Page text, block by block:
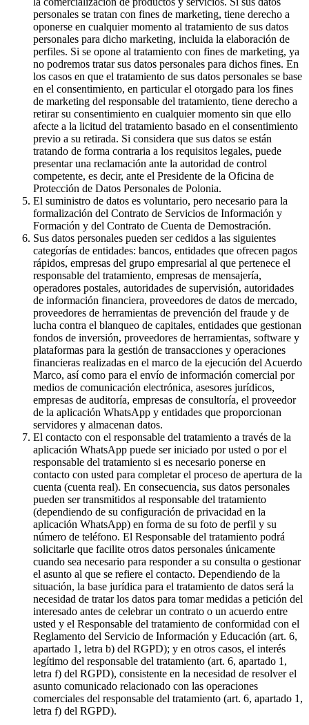
personales se tratan con fines de marketing, tiene derecho a
oponerse en cualquier momento al tratamiento de sus datos
personales para dicho marketing, incluida la elaboración de
perfiles. Si se opone al tratamiento con fines de marketing, ya
no podremos tratar sus datos personales para dichos fines. En
los casos en que el tratamiento de sus datos personales se base
en el consentimiento, en particular el otorgado para los fines
de marketing del responsable del tratamiento, tiene derecho a
retirar su consentimiento en cualquier momento sin que ello
afecte a la licitud del tratamiento basado en el consentimiento
previo a su retirada. Si considera que sus datos se están
tratando de forma contraria a los requisitos legales, puede
presentar una reclamación ante la autoridad de control
competente, es decir, ante el Presidente de la Oficina de
Protección de Datos Personales de Polonia.
El suministro de datos es voluntario, pero necesario para la
formalización del Contrato de Servicios de Información y
Formación y del Contrato de Cuenta de Demostración.
Sus datos personales pueden ser cedidos a las siguientes
categorías de entidades: bancos, entidades que ofrecen pagos
rápidos, empresas del grupo empresarial al que pertenece el
responsable del tratamiento, empresas de mensajería,
operadores postales, autoridades de supervisión, autoridades
de información financiera, proveedores de datos de mercado,
proveedores de herramientas de prevención del fraude y de
lucha contra el blanqueo de capitales, entidades que gestionan
fondos de inversión, proveedores de herramientas, software y
plataformas para la gestión de transacciones y operaciones
financieras realizadas en el marco de la ejecución del Acuerdo
Marco, así como para el envío de información comercial por
medios de comunicación electrónica, asesores jurídicos,
empresas de auditoría, empresas de consultoría, el proveedor
de la aplicación WhatsApp y entidades que proporcionan
servidores y almacenan datos.
El contacto con el responsable del tratamiento a través de la
aplicación WhatsApp puede ser iniciado por usted o por el
responsable del tratamiento si es necesario ponerse en
contacto con usted para completar el proceso de apertura de la
cuenta (cuenta real). En consecuencia, sus datos personales
pueden ser transmitidos al responsable del tratamiento
(dependiendo de su configuración de privacidad en la
aplicación WhatsApp) en forma de su foto de perfil y su
número de teléfono. El Responsable del tratamiento podrá
solicitarle que facilite otros datos personales únicamente
cuando sea necesario para responder a su consulta o gestionar
el asunto al que se refiere el contacto. Dependiendo de la
situación, la base jurídica para el tratamiento de datos será la
necesidad de tratar los datos para tomar medidas a petición del
interesado antes de celebrar un contrato o un acuerdo entre
usted y el Responsable del tratamiento de conformidad con el
Reglamento del Servicio de Información y Educación (art. 6,
apartado 1, letra b) del RGPD); y en otros casos, el interés
legítimo del responsable del tratamiento (art. 6, apartado 1,
letra f) del RGPD), consistente en la necesidad de resolver el
asunto comunicado relacionado con las operaciones
comerciales del responsable del tratamiento (art. 6, apartado 1,
letra f) del RGPD).